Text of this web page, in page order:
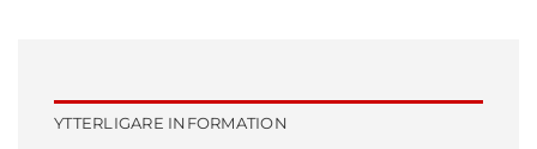
YTTERLIGARE INFORMATION